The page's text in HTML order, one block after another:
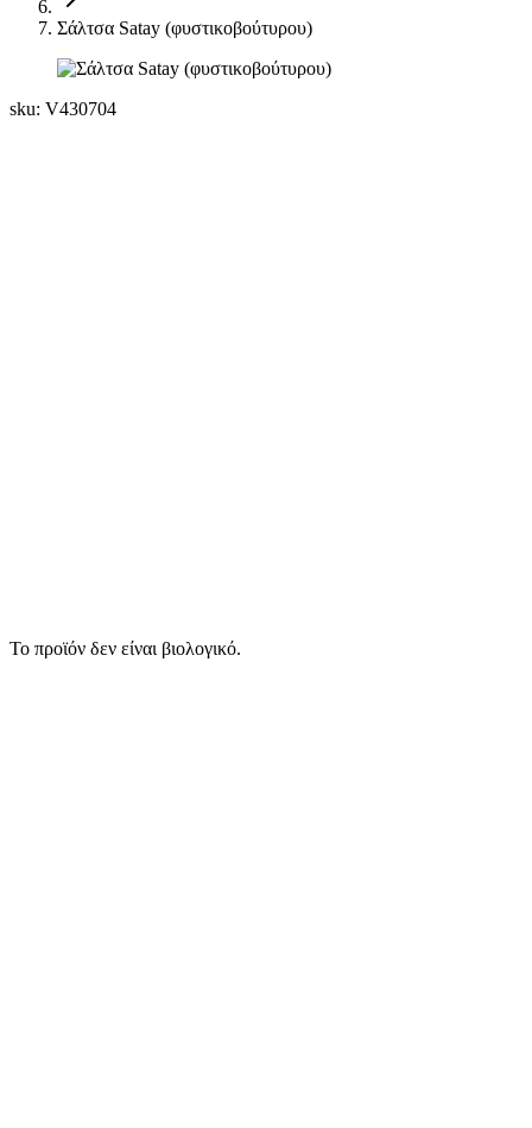
Σάλτσα Satay (φυστικοβούτυρου)
sku: V430704
Το προϊόν δεν είναι βιολογικό.